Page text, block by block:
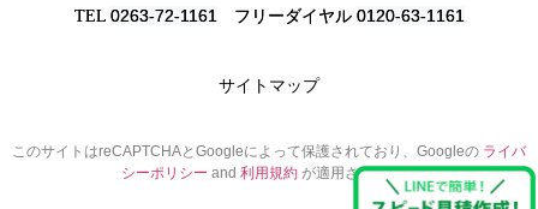
TEL 0263-72-1161フリーダイヤル 0120-63-1161
サイトマップ
このサイトはreCAPTCHAとGoogleによって保護されており、Googleの ライバ
シーポリシー and 利用規約 が適用されます。